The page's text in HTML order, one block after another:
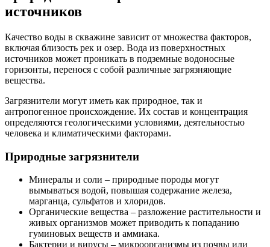
источников
Качество воды в скважине зависит от множества факторов,
включая близость рек и озер. Вода из поверхностных
источников может проникать в подземные водоносные
горизонты, перенося с собой различные загрязняющие
вещества.
Загрязнители могут иметь как природное, так и
антропогенное происхождение. Их состав и концентрация
определяются геологическими условиями, деятельностью
человека и климатическими факторами.
Природные загрязнители
Минералы и соли – природные породы могут
вымываться водой, повышая содержание железа,
марганца, сульфатов и хлоридов.
Органические вещества – разложение растительности и
живых организмов может приводить к попаданию
гуминовых веществ и аммиака.
Бактерии и вирусы – микроорганизмы из почвы или